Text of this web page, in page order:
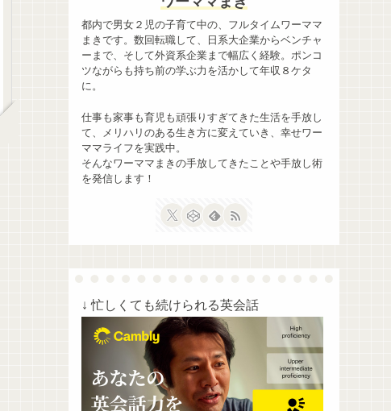
都内で男女２児の子育て中の、フルタイムワーママ
まきです。数回転職して、日系大企業からベンチャ
ーまで、そして外資系企業まで幅広く経験。ポンコ
ツながらも持ち前の学ぶ力を活かして年収８ケタ
に。
仕事も家事も育児も頑張りすぎてきた生活を手放し
て、メリハリのある生き方に変えていき、幸せワー
ママライフを実践中。
そんなワーママまきの手放してきたことや手放し術
を発信します！
↓ 忙しくても続けられる英会話